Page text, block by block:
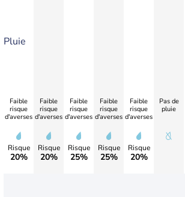
Pluie
Faible
risque
d'averses
Risque
20%
Faible
risque
d'averses
Risque
20%
Faible
risque
d'averses
Risque
25%
Faible
risque
d'averses
Risque
25%
Faible
risque
d'averses
Risque
20%
Pas de
pluie